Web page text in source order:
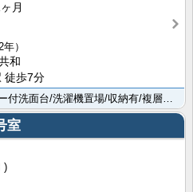
月
年）
和
徒歩7分
室